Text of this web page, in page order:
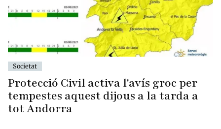
Societat
Protecció Civil activa l'avís groc per
tempestes aquest dijous a la tarda a
tot Andorra